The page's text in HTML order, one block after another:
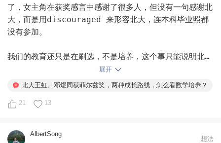
了，女主角在获奖感言中感谢了很多人，但没有一句感谢北
大，而是用discouraged 来形容北大，连本科毕业照都
没有参加。
我们的教育还只是在刷选，不是培养，这个事只能说明北大
说她思路混乱时候，不会做的时候古斯从不会打断她，也不
的想法全部“倒出来”。
展开
北大王虹、邓煜同获菲尔兹奖，两种成长路线，怎么看数学培养？
21 13
AlbertSong
想法